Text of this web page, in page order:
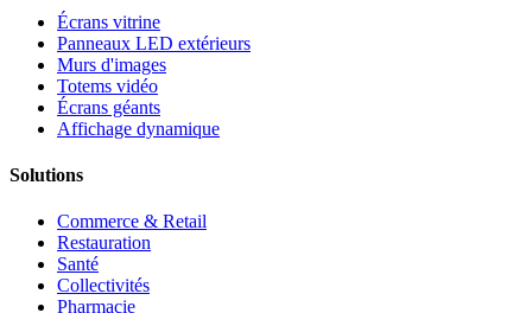
Écrans vitrine
Panneaux LED extérieurs
Murs d'images
Totems vidéo
Écrans géants
Affichage dynamique
Solutions
Commerce & Retail
Restauration
Santé
Collectivités
Pharmacie